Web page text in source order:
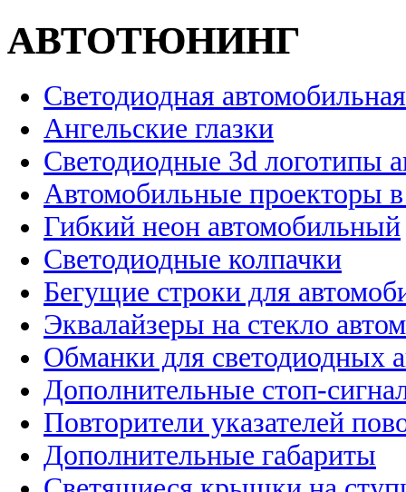
АВТОТЮНИНГ
Светодиодная
Ангельские глазки
Светодиодные 3d логотипы
Автомобильные проекторы
Гибкий неон автомобильный
Светодиодные колпачки
Бегущие строки для
Эквалайзеры на стекло
Обманки для светодиодных
Дополнительные стоп-
Повторители указателей
Дополнительные габариты